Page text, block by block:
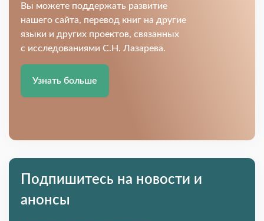
Вы можете поддержать развитие
нашего сайта, перевод книг на другие
языки и других проектов, связанных
с исследованиями С.Н. Лазарева.
Узнать больше
Подпишитесь на новости и
анонсы